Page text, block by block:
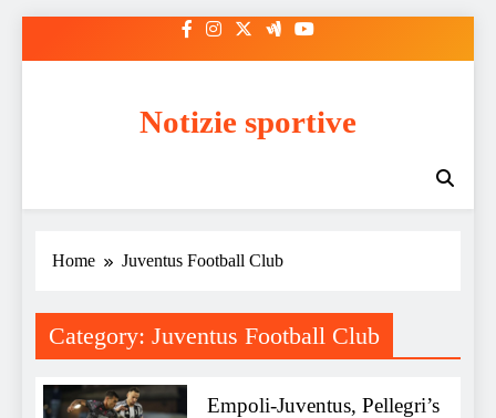
Notizie sportive
Home Juventus Football Club
Category: Juventus Football Club
Empoli-Juventus, Pellegri’s